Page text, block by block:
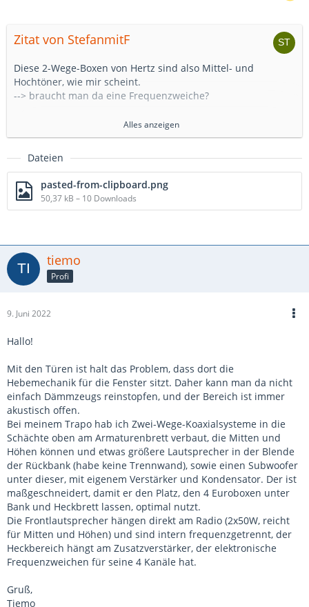
Zitat von StefanmitF
Diese 2-Wege-Boxen von Hertz sind also Mittel- und
Hochtöner, wie mir scheint.
--> braucht man da eine Frequenzweiche?
Bei den Boxen ist eine Dabei. Diese hab ich in den Türen
untergebracht. Das ist gut Platz und da findest schon was.
Von da aus dann auf beide Boxen aufgeteilt.
https://www.amazon.de/Hertz-ES…ompo-
System/dp/B00HZJW8IQ
Auf dem Bild bei Amazon siehst du die Weiche
Ich glaube die Box ist eigentlich auch als Tieftöner gedacht.
--> wie hast Du die Hochtöner in die Türe gebaut? Könntest
Du mir evtl. Fotos davon schicken?
Das waren so Kunststoffgehäuse dabei (schau mal das Bild
Die hab ich dann direkt auf die Innenverkleidung der Türe
TIPP: mach die Türe zu und schau dann wo die platzierst.
nicht mehr schließen und musste es nochmal machen.
Kann gerade leider kein Bild schicken mein Auto ist nicht
bei mir.
Wenn ich die Sache angehe, dann kommt auf jeden Fall
dieser Subwoofer :-).
--> Der Subwoofer braucht aber eine Frequenzweiche, oder?
Ich hab keine Verbaut. Da gibt es mehrere
Anschlussmöglichkeiten die in der Anleitung gut
beschrieben sind. Ich bin mir nicht mehr ganz sicher aber
ich glaube ich habe am Radio einen Subwoofer Ausgang
und hab den da mit drauf gelegt. Informier dich lieber
nochmal ob du eine brauchst. Wie gesagt ich hab keine
und auch keine Probleme so. Kommt vermutlich auch aufs
Alles anzeigen
Dateien
pasted-from-clipboard.png
50,37 kB – 10 Downloads
tiemo
Profi
9. Juni 2022
Hallo!
Mit den Türen ist halt das Problem, dass dort die
Hebemechanik für die Fenster sitzt. Daher kann man da nicht
einfach Dämmzeugs reinstopfen, und der Bereich ist immer
akustisch offen.
Bei meinem Trapo hab ich Zwei-Wege-Koaxialsysteme in die
Schächte oben am Armaturenbrett verbaut, die Mitten und
Höhen können und etwas größere Lautsprecher in der Blende
der Rückbank (habe keine Trennwand), sowie einen Subwoofer
unter dieser, mit eigenem Verstärker und Kondensator. Der ist
maßgeschneidert, damit er den Platz, den 4 Euroboxen unter
Bank und Heckbrett lassen, optimal nutzt.
Die Frontlautsprecher hängen direkt am Radio (2x50W, reicht
für Mitten und Höhen) und sind intern frequenzgetrennt, der
Heckbereich hängt am Zusatzverstärker, der elektronische
Frequenzweichen für seine 4 Kanäle hat.
Gruß,
Tiemo